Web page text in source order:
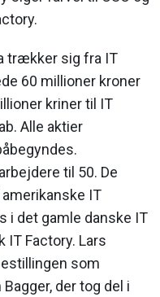
trækker sig fra IT
60 millioner kroner
kriner til IT
Alle aktier
til 50. De
IT
i det gamle danske IT
IT Factory. Lars
som
der tog del i